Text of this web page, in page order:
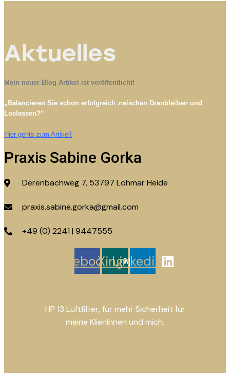
Aktuelles
Mein neuer Blog Artikel ist veröffentlicht!
„Balancieren Sie schon erfolgreich zwischen Dranbleiben und
Loslassen?“
Hier gehts zum Artikel!
Praxis Sabine Gorka
Derenbachweg 7, 53797 Lohmar Heide
praxis.sabine.gorka@gmail.com
+49 (0) 2241 | 9447555
FacebookXingLinkedin
HP 13 Luftfilter, für mehr Sicherheit für
meine KlienInnen und mich.